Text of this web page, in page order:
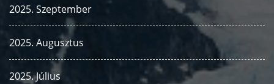
2025. Szeptember
2025. Augusztus
2025. Július